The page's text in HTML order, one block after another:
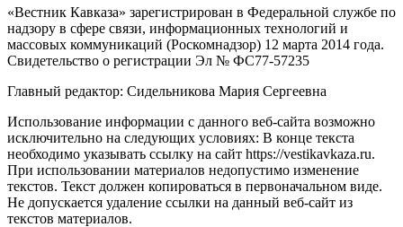
«Вестник Кавказа» зарегистрирован в Федеральной службе по
надзору в сфере связи, информационных технологий и
массовых коммуникаций (Роскомнадзор) 12 марта 2014 года.
Свидетельство о регистрации Эл № ФС77-57235
Главный редактор: Сидельникова Мария Сергеевна
Использование информации с данного веб-сайта возможно
исключительно на следующих условиях: В конце текста
необходимо указывать ссылку на сайт https://vestikavkaza.ru.
При использовании материалов недопустимо изменение
текстов. Текст должен копироваться в первоначальном виде.
Не допускается удаление ссылки на данный веб-сайт из
текстов материалов.